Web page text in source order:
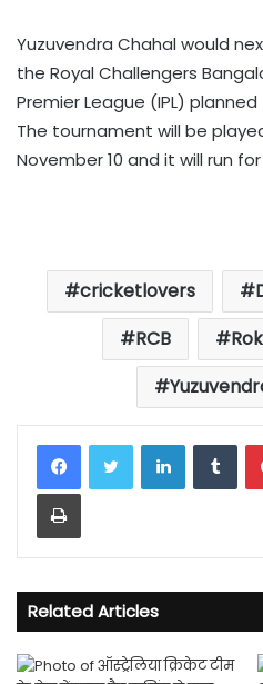
Yuzuvendra Chahal would
the Royal Challengers
Premier League (IPL)
The tournament will be
November 10 and it will run
cricketlovers
RCB
LinkedIn
Print
Related Articles